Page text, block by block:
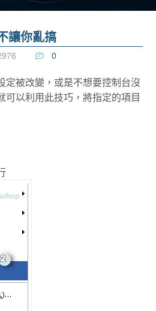
讓你亂搞
0
定被改變，或是不想要控制台沒
可以利用此技巧，將指定的項目